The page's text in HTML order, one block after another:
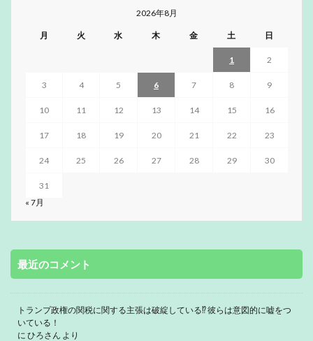
2026年8月
月 火 水 木 金 土 日
1 2
3 4 5 6 7 8 9
10 11 12 13 14 15 16
17 18 19 20 21 22 23
24 25 26 27 28 29 30
31
« 7月
最近のコメント
トランプ政権の関税に関する主張は破綻している⁉ 彼らは意図的に嘘をつ
いている！
に ひろさん より